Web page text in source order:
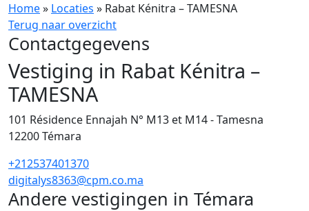
Home» Locaties » Rabat Kénitra – TAMESNA
Terug naar overzicht
Contactgegevens
Vestiging in Rabat Kénitra –
TAMESNA
101 Résidence Ennajah N° M13 et M14 - Tamesna
12200Témara
+212537401370
digitalys8363@cpm.co.ma
Andere vestigingen in Témara